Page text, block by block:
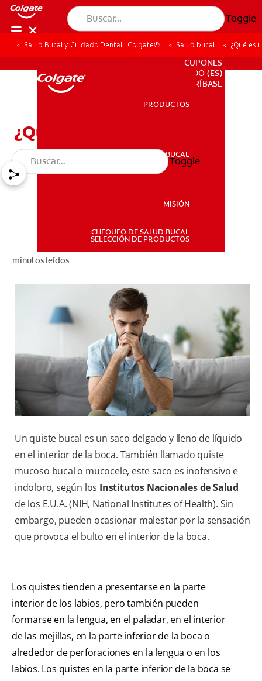
Toggle
SALUD BUCAL
PARA PROFESIONALES
CUPONES
DO (ES)
PARA PROFESIONALES
CUPONES
DO (ES)
SUSCRÍBASE
PRODUCTOS
SALUD BUCAL
MISIÓN
CHEQUEO DE SALUD BUCAL
SELECCIÓN DE PRODUCTOS
Toggle
Salud Bucal y Cuidado Dental | Colgate® Salud bucal ¿Qué es
¿Qué es un quiste bucal?
minutos leídos
Un quiste bucal es un saco delgado y lleno de líquido
en el interior de la boca. También llamado quiste
mucoso bucal o mucocele, este saco es inofensivo e
indoloro, según los Institutos Nacionales de Salud
de los E.U.A. (NIH, National Institutes of Health). Sin
embargo, pueden ocasionar malestar por la sensación
que provoca el bulto en el interior de la boca.
Los quistes tienden a presentarse en la parte
interior de los labios, pero también pueden
formarse en la lengua, en el paladar, en el interior
de las mejillas, en la parte inferior de la boca o
alrededor de perforaciones en la lengua o en los
labios. Los quistes en la parte inferior de la boca se